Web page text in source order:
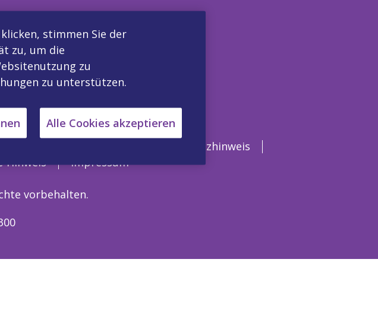
Datenschutzhinweis
Hinweis Impressum
vorbehalten.
stimmen Sie der
zu, um die
zu
zu unterstützen.
Alle Cookies akzeptieren